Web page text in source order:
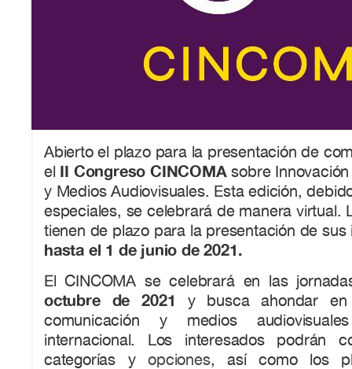
Abierto el plazo para la presentación de
el II Congreso CINCOMAsobre
y Medios Audiovisuales. Esta edición,
especiales, se celebrará de manera virtual.
tienen de plazo para la presentación de sus
hasta el 1 de junio de 2021.
El CINCOMA se celebrará en las
octubre de 2021
y busca ahondar
comunicación y medios
internacional. Los interesados podrán
categorías yopciones, así como los